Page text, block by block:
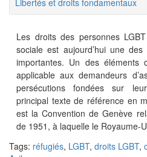
Libertés et droits fondamentaux
Les droits des personnes
sociale est aujourd’hui une
importantes. Un des
applicable aux demandeurs
persécutions fondées sur
principal texte de référence en
est la Convention de Genève
de 1951, à laquelle le Royaume-
Tags: réfugiés, LGBT, droits LGBT,